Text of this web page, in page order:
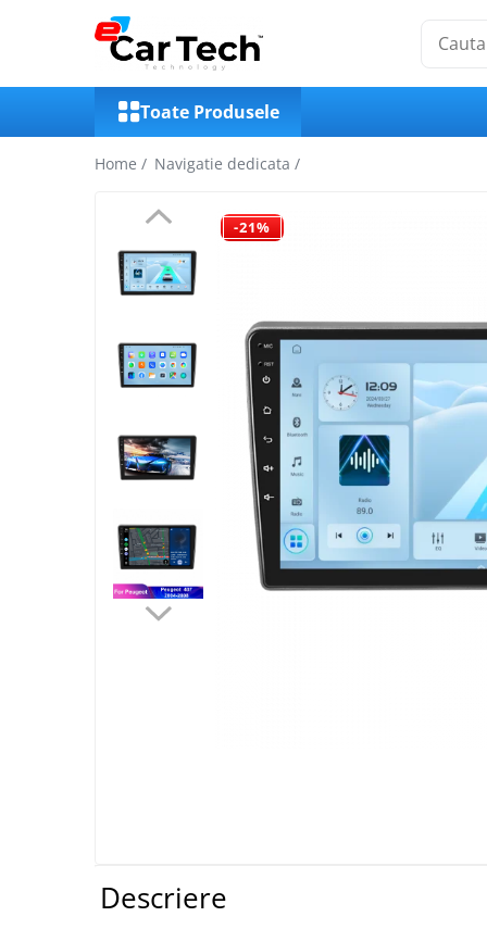
Toate Produsele
Summer sale
Navigatii Skoda
Navigatii Ford
Navigatii Opel
Navigatii Hyundai
Navigatii Toyota
Navigatii Peugeot
Navigatii Audi
Toate Produsele
Home / Navigatie dedicata /
-21%
Descriere